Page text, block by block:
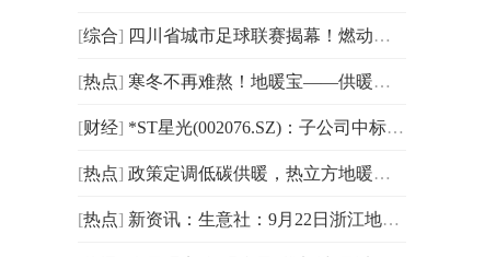
[综合] 四川省城市足球联赛揭幕！燃动城市与足球的魅力丨画说热点
[热点] 寒冬不再难熬！地暖宝——供暖家庭的“热能放大器”！
[财经] *ST星光(002076.SZ)：子公司中标2936万元项目-当前关注
[热点] 政策定调低碳供暖，热立方地暖机领跑高端体验
[热点] 新资讯：生意社：9月22日浙江地区醋酸市场偏强运行